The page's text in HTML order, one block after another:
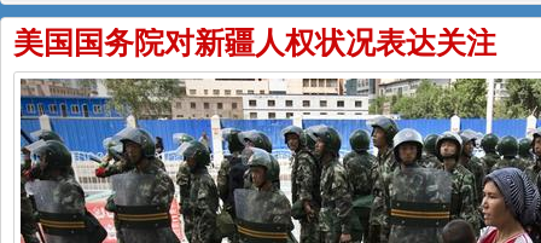
美国国务院对新疆人权状况表达关注